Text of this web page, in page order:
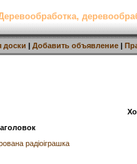
доски | Добавить объявление |
радіоіграшка